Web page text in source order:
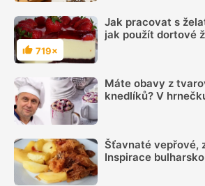
Hodnocení
719×
Jak pracovat s
jak použít dortové
Máte obavy z
knedlíků? V
Šťavnaté vepřové,
Inspirace